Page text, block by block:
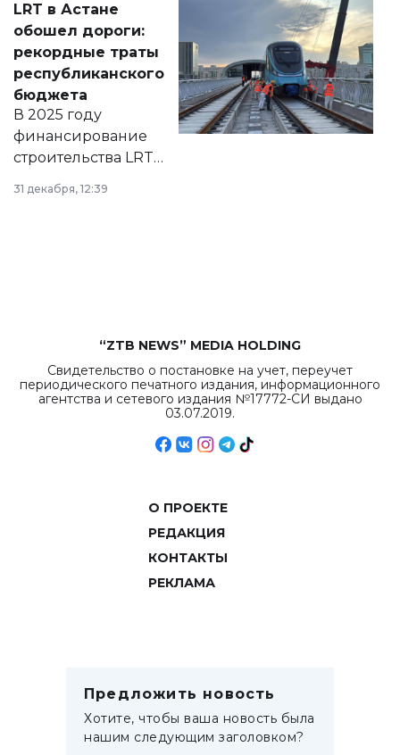
документ
появился в базе
нормативных
правовых актов и
на сайте маслихат
города.
LRT в Астане
обошел дороги:
рекордные траты
республиканского
бюджета
В 2025 году
финансирование
строительства LRT
в Астане из
республиканского
31 декабря, 12:39
“ZTB NEWS” MEDIA HOLDING
Свидетельство о постановке на учет, переучет
периодического печатного издания, информационного
агентства и сетевого издания №17772-СИ выдано
03.07.2019.
О ПРОЕКТЕ
РЕДАКЦИЯ
КОНТАКТЫ
РЕКЛАМА
Предложить новость
Хотите, чтобы ваша новость была
нашим следующим заголовком?